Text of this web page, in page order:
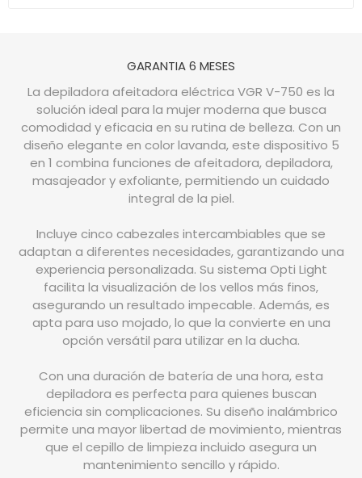
GARANTIA 6 MESES
La depiladora afeitadora eléctrica VGR V-750 es la
solución ideal para la mujer moderna que busca
comodidad y eficacia en su rutina de belleza. Con un
diseño elegante en color lavanda, este dispositivo 5
en 1 combina funciones de afeitadora, depiladora,
masajeador y exfoliante, permitiendo un cuidado
integral de la piel.
Incluye cinco cabezales intercambiables que se
adaptan a diferentes necesidades, garantizando una
experiencia personalizada. Su sistema Opti Light
facilita la visualización de los vellos más finos,
asegurando un resultado impecable. Además, es
apta para uso mojado, lo que la convierte en una
opción versátil para utilizar en la ducha.
Con una duración de batería de una hora, esta
depiladora es perfecta para quienes buscan
eficiencia sin complicaciones. Su diseño inalámbrico
permite una mayor libertad de movimiento, mientras
que el cepillo de limpieza incluido asegura un
mantenimiento sencillo y rápido.